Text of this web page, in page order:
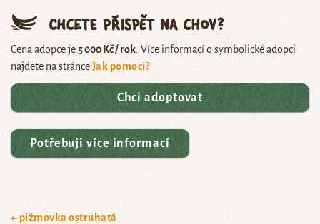
Chcete přispět na chov?
Cena adopce je 5 000 Kč / rok . Více informací o symbolické adopci
najdete na stránceJak pomoci?
Chci adoptovat
Potřebuji více informací
← pižmovka ostruhatá